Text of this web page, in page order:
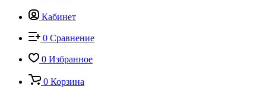
Кабинет
0 Сравнение
0 Избранное
0 Корзина